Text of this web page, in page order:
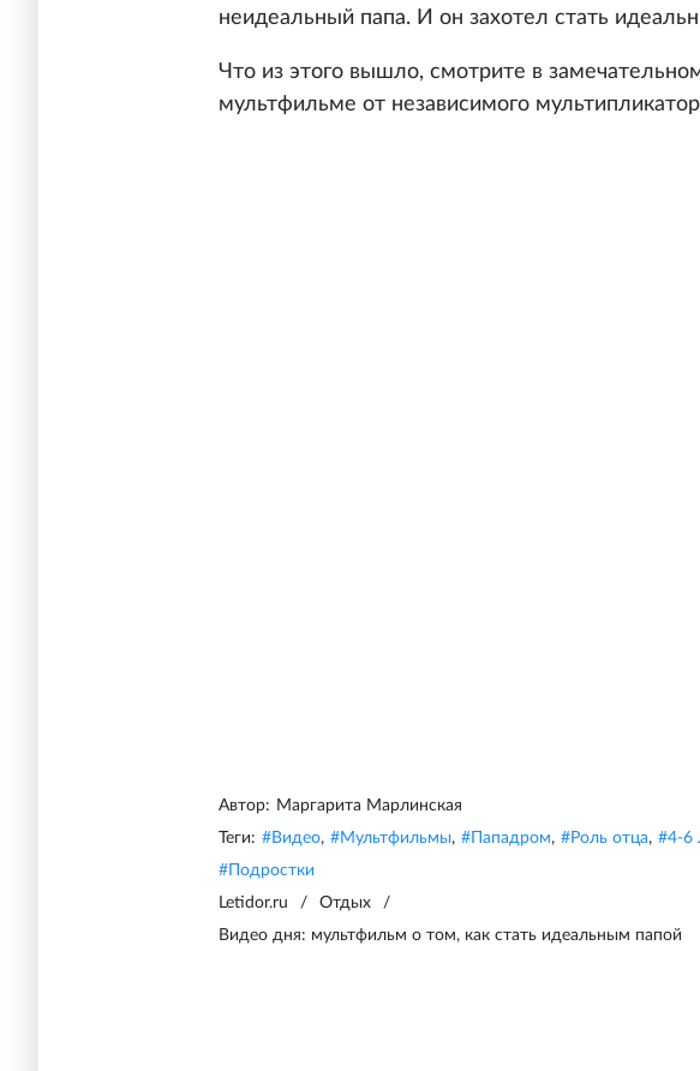
неидеальный папа. И он захотел стать
Что из этого вышло, смотрите в
мультфильме от независимого
Автор: Маргарита Марлинская
Теги: #Видео, #Мультфильмы, # Пападром, #Роль отца, #4-6
# Подростки
Letidor.ru
/ Отдых
/
Видео дня: мультфильм о том, как стать идеальным папой